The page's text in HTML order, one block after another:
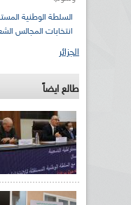
السلطة الوطنية
انتخابات المجالس
الجزائر
طالع ايضاً